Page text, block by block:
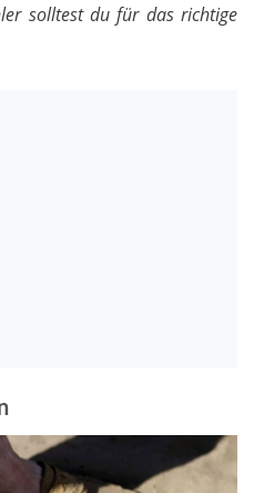
solltest du für das richtige